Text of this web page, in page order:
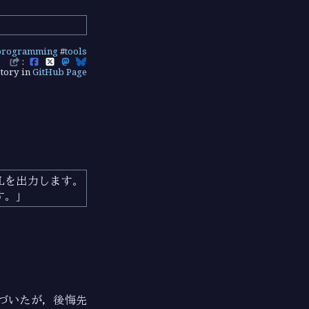
#tools
:
inGitHub Page
出力します。
いたが，後悔先